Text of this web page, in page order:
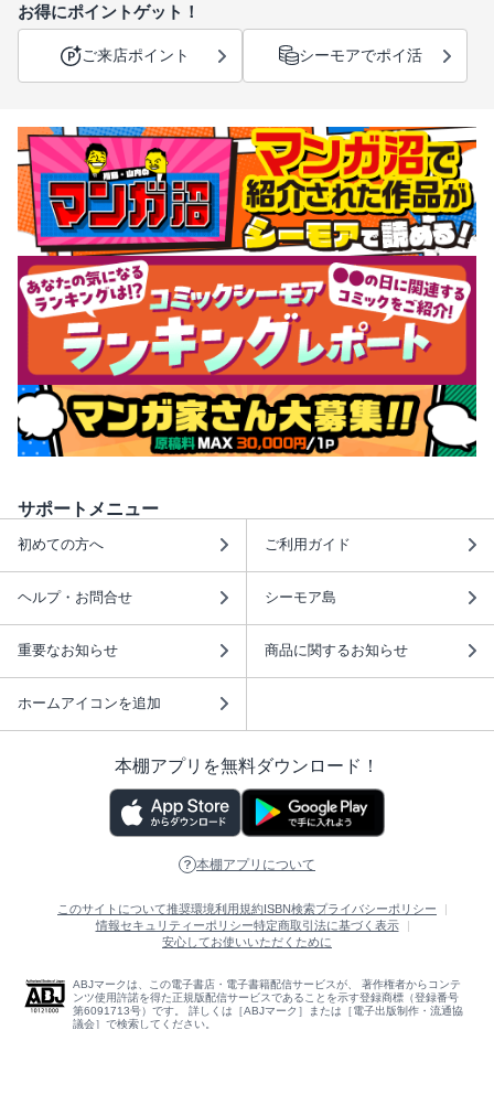
お得にポイントゲット！
ご来店ポイント シーモアでポイ活
サポートメニュー
初めての方へ ご利用ガイド
ヘルプ・お問合せ シーモア島
重要なお知らせ 商品に関するお知らせ
ホームアイコンを追加
本棚アプリを無料ダウンロード！
本棚アプリについて
このサイトについて推奨環境利用規約ISBN検索プライバシーポリシー
情報セキュリティーポリシー特定商取引法に基づく表示
安心してお使いいただくために
ABJマークは、この電子書店・電子書籍配信サービスが、 著作権者からコンテ
ンツ使用許諾を得た正規版配信サービスであることを示す登録商標（登録番号
第6091713号）です。 詳しくは［ABJマーク］または［電子出版制作・流通協
議会］で検索してください。